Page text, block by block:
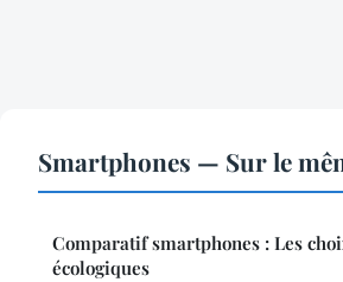
Smartphones — Sur le
Comparatif smartphones : Les
écologiques